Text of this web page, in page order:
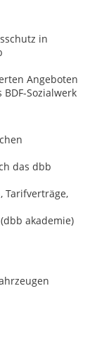
in
Angeboten
Sozialwerk
das dbb
Tarifverträge,
akademie)